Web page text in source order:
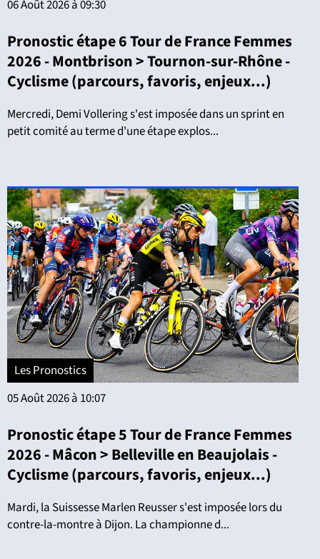
06 Août 2026 à 09:30
Pronostic étape 6 Tour de France Femmes
2026 - Montbrison > Tournon-sur-Rhône -
Cyclisme (parcours, favoris, enjeux...)
Mercredi, Demi Vollering s'est imposée dans un sprint en
petit comité au terme d'une étape explos...
Les Pronostics
05 Août 2026 à 10:07
Pronostic étape 5 Tour de France Femmes
2026 - Mâcon > Belleville en Beaujolais -
Cyclisme (parcours, favoris, enjeux...)
Mardi, la Suissesse Marlen Reusser s'est imposée lors du
contre-la-montre à Dijon. La championne d...